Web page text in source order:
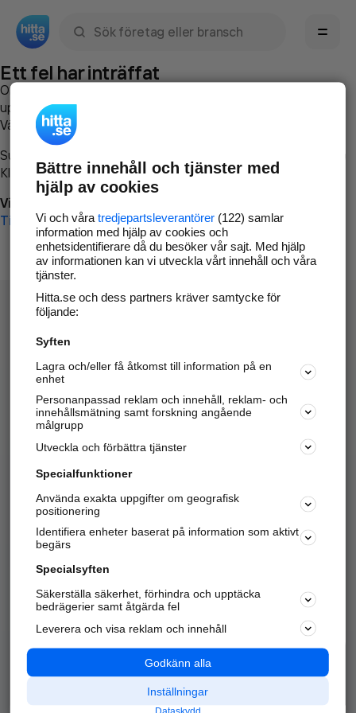
Ett fel har inträffat
Om du vill kan du
uppstod så att vi lättare och snabbare kan avhjälpa det.
Vänligen försök med följande:
Surfa till
Klicka påTillbaka-knappen i webbläsaren och försök igen
Vi beklagar besväret!
Till startsidan
Hitta.se - Gratis nummerupplysning.
Sök företag, personer och platser.
Hitta telefonnummer, adresser, företagsinfo mm.
Marknadsför företaget
Kom igång och annonsera mot
samarbetspartners nära dig.
Alla kategorier
Populära sökningar
API & Kartor
Annonsera
Integritet
Nödnummer
Bättre innehåll och tjänster med
hjälp av cookies
Vi och våra tredjepartsleverantörer(122) samlar
information med hjälp av cookies och
enhetsidentifierare då du besöker vår sajt. Med hjälp
av informationen kan vi utveckla vårt innehåll och våra
tjänster.
Hitta.se och dess partners kräver samtycke för
följande:
Syften
Lagra och/eller få åtkomst till information på en
enhet
Personanpassad reklam och innehåll, reklam- och
innehållsmätning samt forskning angående
målgrupp
Utveckla och förbättra tjänster
Specialfunktioner
Använda exakta uppgifter om geografisk
positionering
Identifiera enheter baserat på information som aktivt
begärs
Specialsyften
Säkerställa säkerhet, förhindra och upptäcka
bedrägerier samt åtgärda fel
Leverera och visa reklam och innehåll
Godkänn alla
Inställningar
Dataskydd